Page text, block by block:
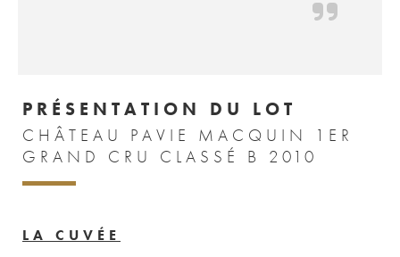
PRÉSENTATION DU LOT
CHÂTEAU PAVIE MACQUIN 1ER
GRAND CRU CLASSÉ B 2010
LA CUVÉE